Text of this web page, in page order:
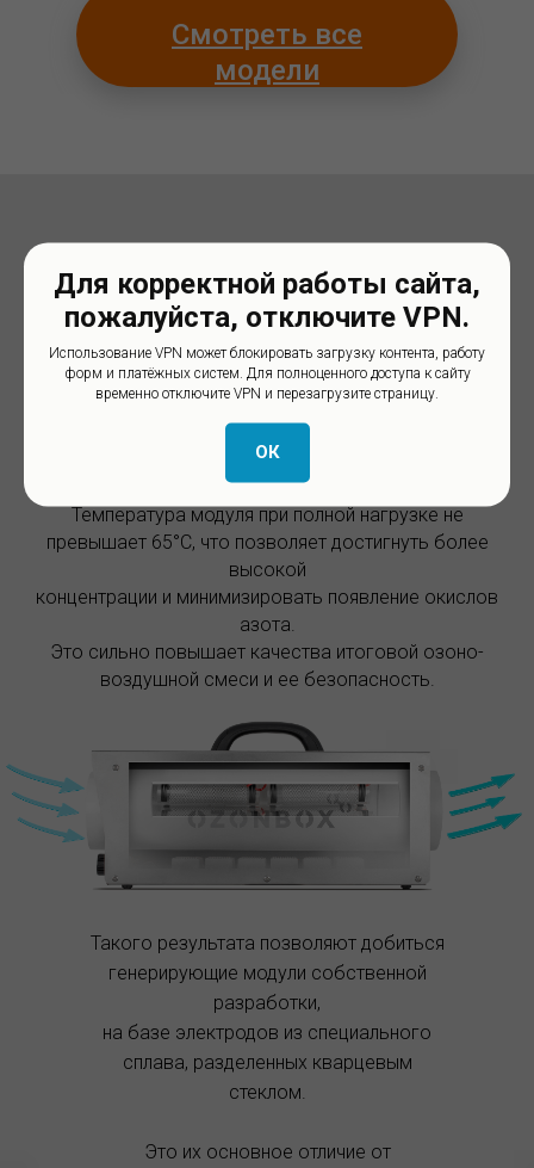
Смотреть все
модели
Преимущества оборудования
OZONBOX®
1. Метод холодной генерации озона
В озонаторах OZONBOX® применен метод холодной
генерации озона.
Температура модуля при полной нагрузке не
превышает 65°C, что позволяет достигнуть более
высокой
концентрации и минимизировать появление окислов
азота.
Это сильно повышает качества итоговой озоно-
воздушной смеси и ее безопасность.
Такого результата позволяют добиться
генерирующие модули собственной
разработки,
на базе электродов из специального
сплава, разделенных кварцевым
стеклом.
Это их основное отличие от
Для корректной работы сайта,
пожалуйста, отключите VPN.
Использование VPN может блокировать загрузку контента, работу
форм и платёжных систем. Для полноценного доступа к сайту
временно отключите VPN и перезагрузите страницу.
ОК